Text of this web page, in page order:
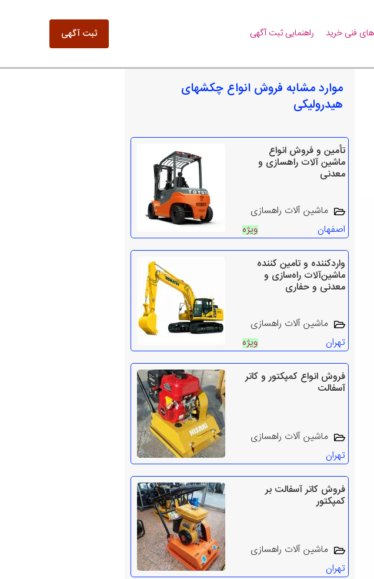
های فنی خرید راهنمایی ثبت آگهی ثبت آگهی
موارد مشابه فروش انواع چکشهای
هیدرولیکی
تأمین و فروش انواع
ماشین‌ آلات راهسازی و
معدنی
ماشین آلات راهسازی
اصفهان
ویژه
واردکننده و تامین‌ کننده
ماشین‌آلات راه‌سازی و
معدنی و حفاری
ماشین آلات راهسازی
تهران
ویژه
فروش انواع کمپکتور و کاتر
آسفالت
ماشین آلات راهسازی
تهران
فروش کاتر آسفالت بر
کمپکتور
ماشین آلات راهسازی
تهران